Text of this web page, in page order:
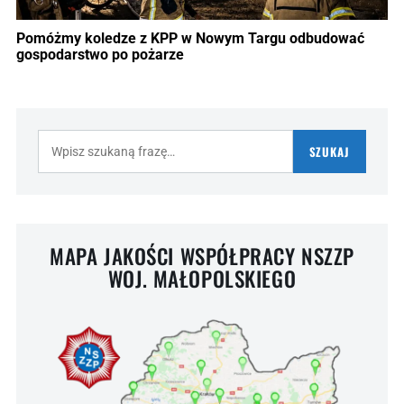
Pomóżmy koledze z KPP w Nowym Targu odbudować
gospodarstwo po pożarze
SZUKAJ
MAPA JAKOŚCI WSPÓŁPRACY NSZZP
WOJ. MAŁOPOLSKIEGO